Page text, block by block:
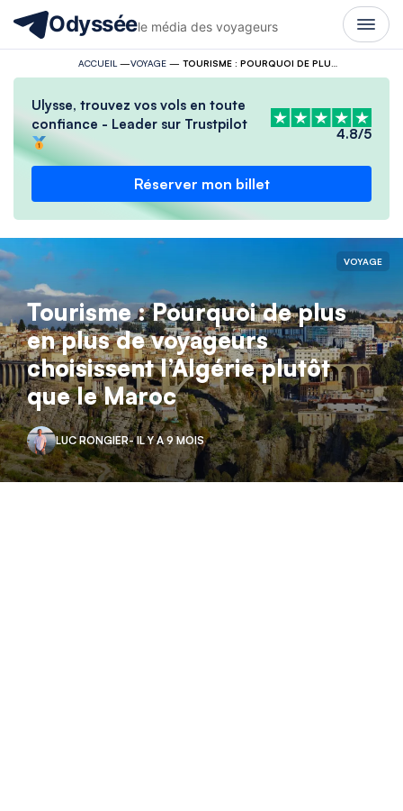
Odysséele média des voyageurs
ACCUEIL —VOYAGE—
Ulysse, trouvez vos vols en toute
confiance - Leader sur Trustpilot
4.8/5
Réserver mon billet
VOYAGE
Tourisme : Pourquoi de plus
en plus de voyageurs
choisissent l’Algérie plutôt
que le Maroc
LUC RONGIER- IL Y A 9 MOIS